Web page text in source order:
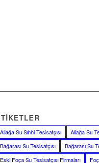
Aliağa Su Sıhhi Tesisatçısı Aliağa Su
Bağarası Su Tesisatçısı
Bağarası Su
Eski Foça Su Tesisatçısı Firmaları